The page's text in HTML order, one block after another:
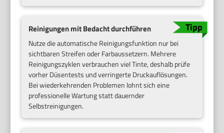
Reinigungen mit Bedacht durchführen
Nutze die automatische Reinigungsfunktion nur bei
sichtbaren Streifen oder Farbaussetzern. Mehrere
Reinigungszyklen verbrauchen viel Tinte, deshalb prüfe
vorher Düsentests und verringerte Druckauflösungen.
Bei wiederkehrenden Problemen lohnt sich eine
professionelle Wartung statt dauernder
Selbstreinigungen.